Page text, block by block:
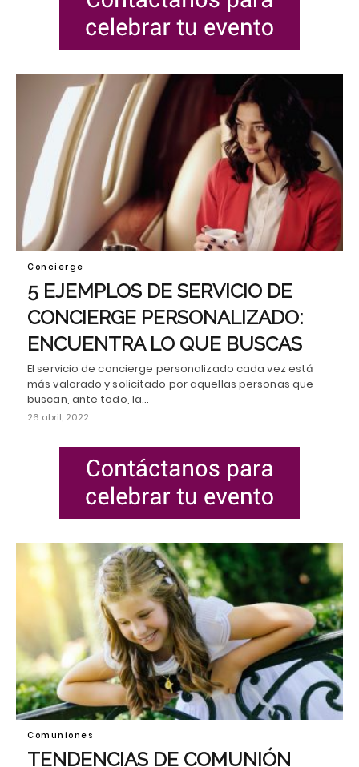
Concierge
5 EJEMPLOS DE SERVICIO DE
CONCIERGE PERSONALIZADO:
ENCUENTRA LO QUE BUSCAS
El servicio de concierge personalizado cada vez está
más valorado y solicitado por aquellas personas que
buscan, ante todo, la…
26 abril, 2022
Comuniones
TENDENCIAS DE COMUNIÓN